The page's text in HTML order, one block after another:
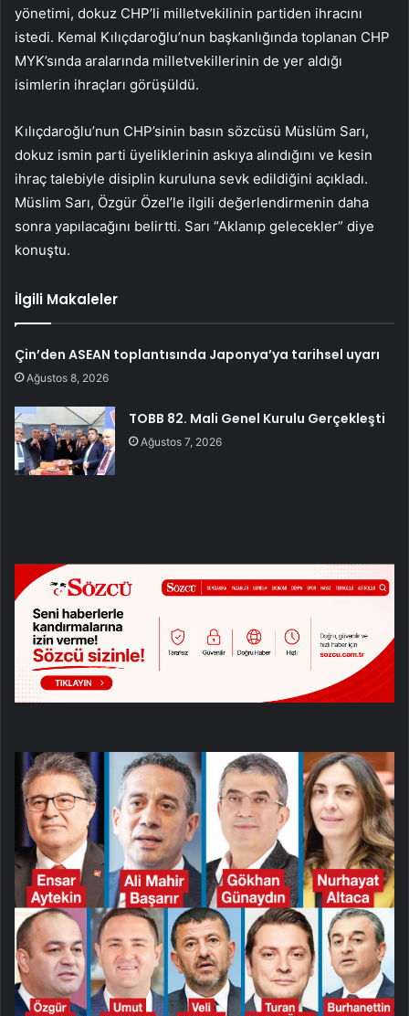
yönetimi, dokuz CHP’li milletvekilinin partiden ihracını
istedi. Kemal Kılıçdaroğlu’nun başkanlığında toplanan CHP
MYK’sında aralarında milletvekillerinin de yer aldığı
isimlerin ihraçları görüşüldü.
Kılıçdaroğlu’nun CHP’sinin basın sözcüsü Müslüm Sarı,
dokuz ismin parti üyeliklerinin askıya alındığını ve kesin
ihraç talebiyle disiplin kuruluna sevk edildiğini açıkladı.
Müslim Sarı, Özgür Özel’le ilgili değerlendirmenin daha
sonra yapılacağını belirtti. Sarı “Aklanıp gelecekler” diye
konuştu.
İlgili Makaleler
Çin’den ASEAN toplantısında Japonya’ya tarihsel uyarı
Ağustos 8, 2026
TOBB 82. Mali Genel Kurulu Gerçekleşti
Ağustos 7, 2026